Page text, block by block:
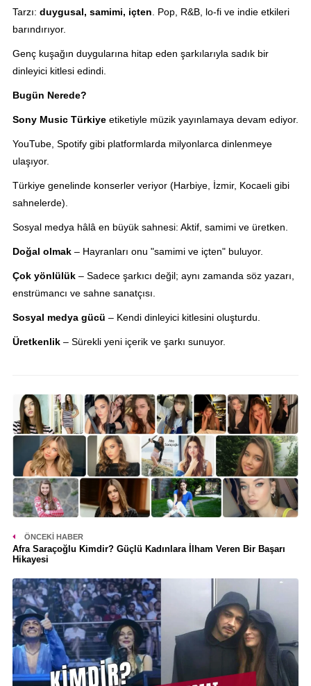
Tarzı: duygusal, samimi, içten . Pop, R&B, lo-fi ve indie etkileri
barındırıyor.
Genç kuşağın duygularına hitap eden şarkılarıyla sadık bir
dinleyici kitlesi edindi.
Bugün Nerede?
Sony Music Türkiyeetiketiyle müzik yayınlamaya devam ediyor.
YouTube, Spotify gibi platformlarda milyonlarca dinlenmeye
ulaşıyor.
Türkiye genelinde konserler veriyor (Harbiye, İzmir, Kocaeli gibi
sahnelerde).
Sosyal medya hâlâ en büyük sahnesi: Aktif, samimi ve üretken.
Doğal olmak– Hayranları onu "samimi ve içten" buluyor.
Çok yönlülük– Sadece şarkıcı değil; aynı zamanda söz yazarı,
enstrümancı ve sahne sanatçısı.
Sosyal medya gücü – Kendi dinleyici kitlesini oluşturdu.
Üretkenlik– Sürekli yeni içerik ve şarkı sunuyor.
ÖNCEKI HABER
Afra Saraçoğlu Kimdir? Güçlü Kadınlara İlham Veren Bir Başarı
Hikayesi